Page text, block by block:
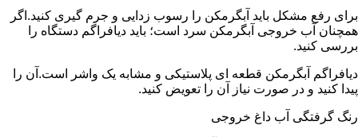
برای رفع مشکل باید آبگرمکن را رسوب زدایی و جرم گیری کنید.اگر
همچنان آب خروجی آبگرمکن سرد است؛ باید دیافراگم دستگاه را
بررسی کنید.
دیافراگم آبگرمکن قطعه ای پلاستیکی و مشابه یک واشر است.آن را
پیدا کنید و در صورت نیاز آن را تعویض کنید.
رنگ گرفتگی آب داغ خروجی